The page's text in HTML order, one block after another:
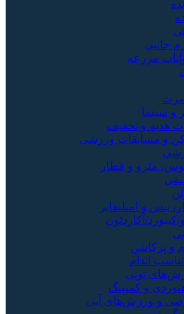
جانبی
مزرعه
و سینما
هدیه و تخفیف
و مسابقات ورزشی
مترو و قطار
بیس و امپلیفایر
کیبورد/آکاردئون
و پرکاشن
اندام
توپی
و کمپینگ
و ورزش‌های آبی